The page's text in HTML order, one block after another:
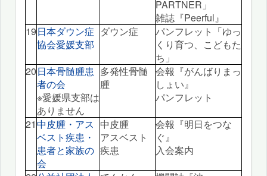
PARTNER」
雑誌『Peerful』
19日本ダウン症
協会愛媛支部
ダウン症
パンフレット「ゆっ
くり育つ、こどもた
ち」
20日本骨髄腫患
者の会
※愛媛県支部は
ありません
多発性骨髄
腫
会報『がんばりまっ
しょい』
パンフレット
21中皮腫・アス
ベスト疾患・
患者と家族の
会
中皮腫
アスベスト
疾患
会報『明日をつな
ぐ』
入会案内